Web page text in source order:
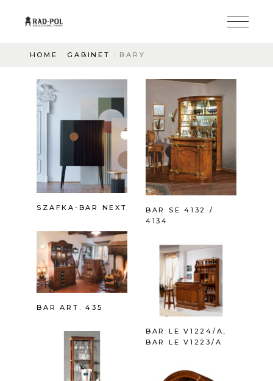
HOME GABINET BARY
SZAFKA-BAR NEXT
BAR SE 4132 /
4134
BAR ART. 435
BAR LE V1224/A,
BAR LE V1223/A